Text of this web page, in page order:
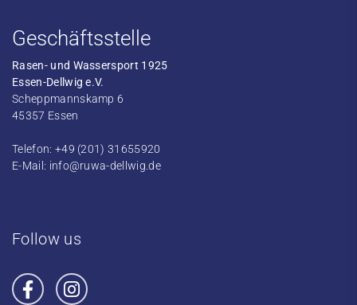
Geschäftsstelle
Rasen- und Wassersport 1925
Essen-Dellwig e.V.
Scheppmannskamp 6
45357 Essen
Telefon: +49 (201) 31655920
E-Mail: info@ruwa-dellwig.de
Follow us